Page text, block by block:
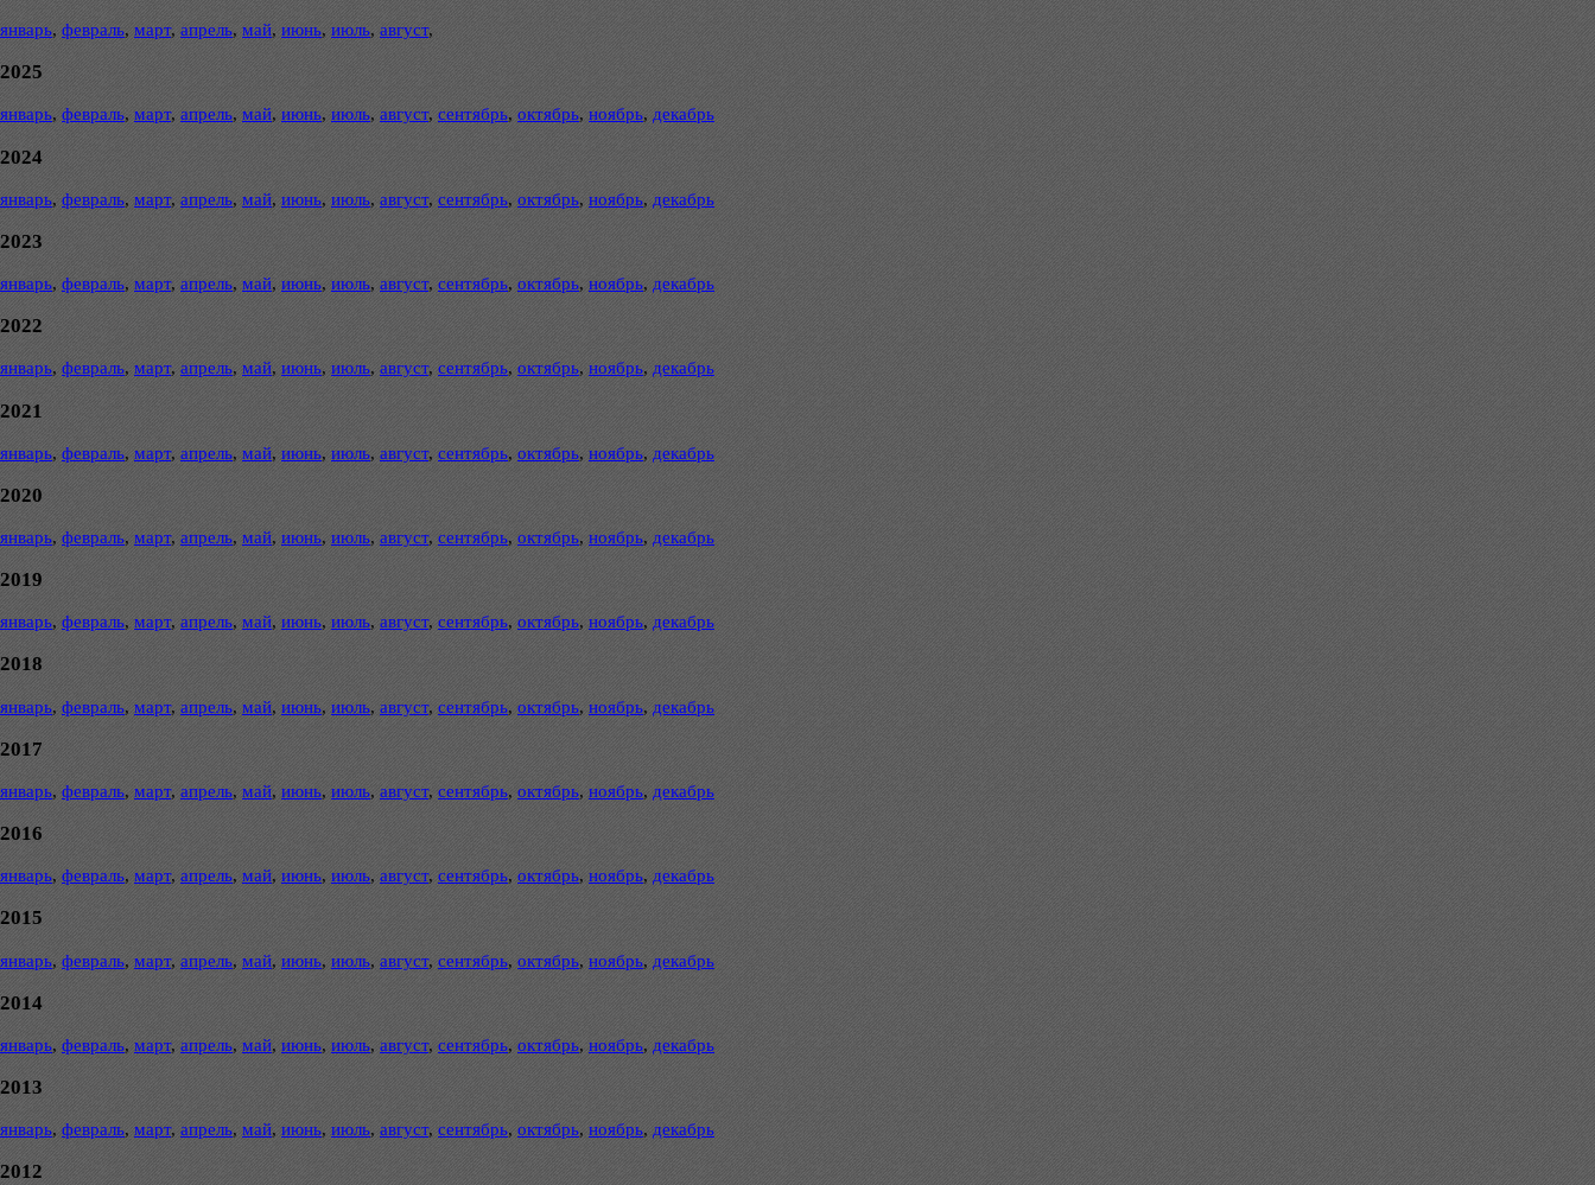
январь, февраль, март, апрель, май, июнь, июль, август,
2025
январь, февраль, март, апрель, май, июнь, июль, август, сентябрь, октябрь, ноябрь, декабрь
2024
январь, февраль, март, апрель, май, июнь, июль, август, сентябрь, октябрь, ноябрь, декабрь
2023
январь, февраль, март, апрель, май, июнь, июль, август, сентябрь, октябрь, ноябрь, декабрь
2022
январь, февраль, март, апрель, май, июнь, июль, август, сентябрь, октябрь, ноябрь, декабрь
2021
январь, февраль, март, апрель, май, июнь, июль, август, сентябрь, октябрь, ноябрь, декабрь
2020
январь, февраль, март, апрель, май, июнь, июль, август, сентябрь, октябрь, ноябрь, декабрь
2019
январь, февраль, март, апрель, май, июнь, июль, август, сентябрь, октябрь, ноябрь, декабрь
2018
январь, февраль, март, апрель, май, июнь, июль, август, сентябрь, октябрь, ноябрь, декабрь
2017
январь, февраль, март, апрель, май, июнь, июль, август, сентябрь, октябрь, ноябрь, декабрь
2016
январь, февраль, март, апрель, май, июнь, июль, август, сентябрь, октябрь, ноябрь, декабрь
2015
январь, февраль, март, апрель, май, июнь, июль, август, сентябрь, октябрь, ноябрь, декабрь
2014
январь, февраль, март, апрель, май, июнь, июль, август, сентябрь, октябрь, ноябрь, декабрь
2013
январь, февраль, март, апрель, май, июнь, июль, август, сентябрь, октябрь, ноябрь, декабрь
2012